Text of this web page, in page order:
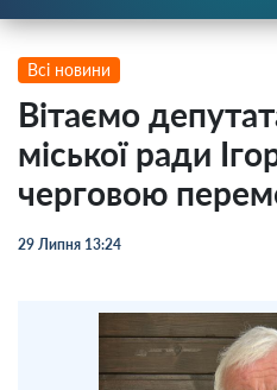
Всі новини
Вітаємо
міської ради
черговою
29 Липня 13:24